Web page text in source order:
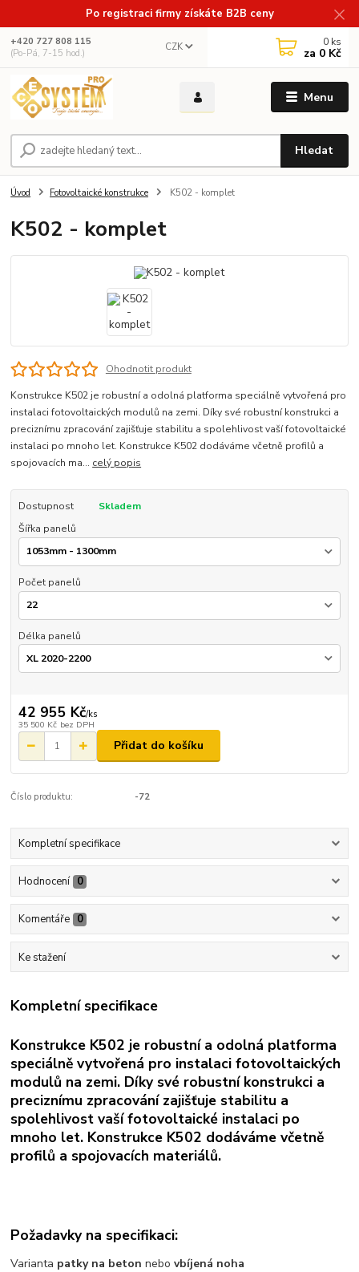
Po registraci firmy získáte B2B ceny
Menu
CZK
Hledat
+420 727 808 115
(Po-Pá, 7-15 hod.)
0 ks
za 0 Kč
Úvod Fotovoltaické konstrukce K502 - komplet
K502 - komplet
Ohodnotit produkt
Konstrukce K502 je robustní a odolná platforma speciálně vytvořená pro
instalaci fotovoltaických modulů na zemi. Díky své robustní konstrukci a
preciznímu zpracování zajišťuje stabilitu a spolehlivost vaší fotovoltaické
instalaci po mnoho let. Konstrukce K502 dodáváme včetně profilů a
spojovacích ma... celý popis
Dostupnost
Skladem
Šířka panelů
Počet panelů
Délka panelů
42 955 Kč/ks
35 500 Kč bez DPH
Přidat do košíku
Číslo produktu: -72
Kompletní specifikace
Hodnocení 0
Komentáře 0
Ke stažení
Kompletní specifikace
Konstrukce K502 je robustní a odolná platforma
speciálně vytvořená pro instalaci fotovoltaických
modulů na zemi. Díky své robustní konstrukci a
preciznímu zpracování zajišťuje stabilitu a
spolehlivost vaší fotovoltaické instalaci po
mnoho let. Konstrukce K502 dodáváme včetně
profilů a spojovacích materiálů.
Požadavky na specifikaci:
Varianta patky na beton nebovbíjená noha